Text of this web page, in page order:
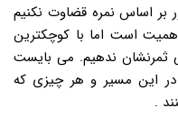
بر اساس نمره قضاوت نکنیم
است اما با کوچکترین
ثمرنشان ندهیم. می بایست
در این مسیر و هر چیزی که
.